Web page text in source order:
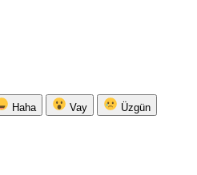
Haha Vay Üzgün